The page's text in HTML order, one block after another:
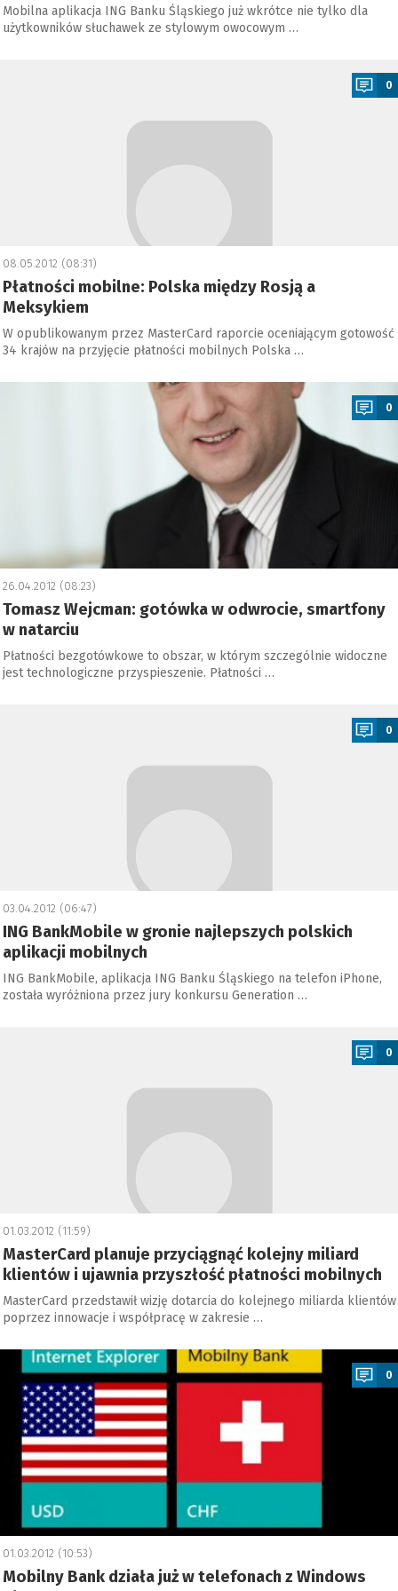
Mobilna aplikacja ING Banku Śląskiego już wkrótce nie tylko dla
użytkowników słuchawek ze stylowym owocowym …
0
08.05.2012 (08:31)
Płatności mobilne: Polska między Rosją a
Meksykiem
W opublikowanym przez MasterCard raporcie oceniającym gotowość
34 krajów na przyjęcie płatności mobilnych Polska …
0
26.04.2012 (08:23)
Tomasz Wejcman: gotówka w odwrocie, smartfony
w natarciu
Płatności bezgotówkowe to obszar, w którym szczególnie widoczne
jest technologiczne przyspieszenie. Płatności …
0
03.04.2012 (06:47)
ING BankMobile w gronie najlepszych polskich
aplikacji mobilnych
ING BankMobile, aplikacja ING Banku Śląskiego na telefon iPhone,
została wyróżniona przez jury konkursu Generation …
0
01.03.2012 (11:59)
MasterCard planuje przyciągnąć kolejny miliard
klientów i ujawnia przyszłość płatności mobilnych
MasterCard przedstawił wizję dotarcia do kolejnego miliarda klientów
poprzez innowacje i współpracę w zakresie …
0
01.03.2012 (10:53)
Mobilny Bank działa już w telefonach z Windows